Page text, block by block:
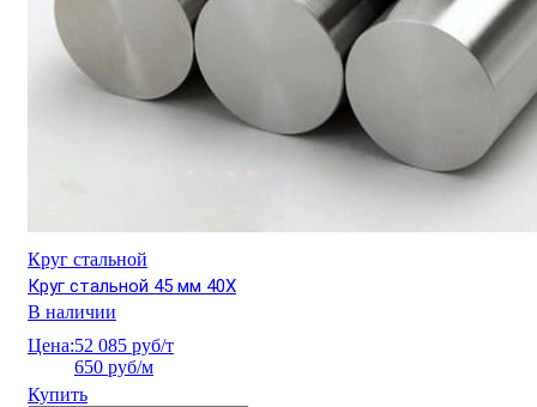
Круг стальной
Круг стальной 45 мм 40Х
В наличии
Цена:52 085 руб/т
650 руб/м
Купить